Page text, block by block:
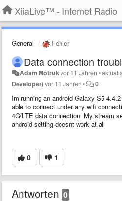
XiiaLive™ - Internet Radio
General Fehler
Data connection
Adam Motrukvor 11 Jahren •
Developer)vor 11 Jahren • 0
Im running an android Galaxy S5
able to connect under any wifi
4G/LTE data connection. My stream
android setting doesnt work at all
0 1
Antworten 0